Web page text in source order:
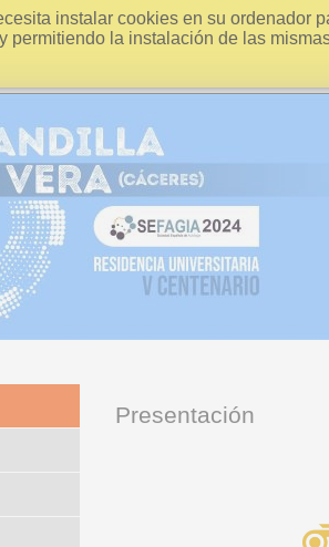
instalar cookies en su ordenador
permitiendo la instalación de las
Presentación